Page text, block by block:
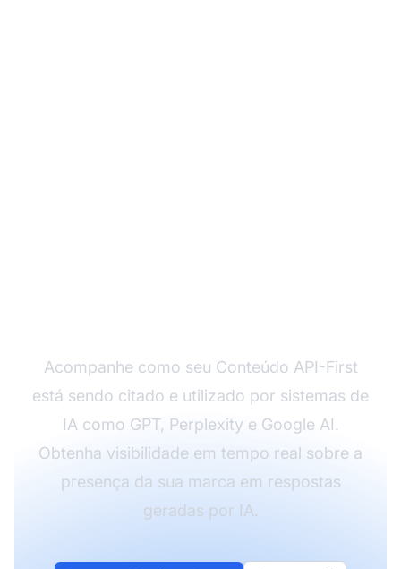
Acompanhe como seu Conteúdo API-First
está sendo citado e utilizado por sistemas de
IA como GPT, Perplexity e Google AI.
Obtenha visibilidade em tempo real sobre a
presença da sua marca em respostas
geradas por IA.